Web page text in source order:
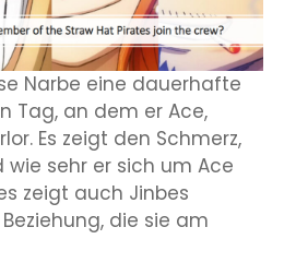
Narbe eine dauerhafte
Tag, an dem er Ace,
Es zeigt den Schmerz,
sehr er sich um Ace
zeigt auch Jinbes
die sie am